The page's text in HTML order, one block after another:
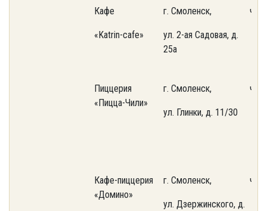
Кафе
«Katrin-cafe»
г. Смоленск,
ул. 2-ая Садовая, д.
25a
Пиццерия
«Пицца-Чили»
г. Смоленск,
ул. Глинки, д. 11/30
Кафе-пиццерия
«Домино»
г. Смоленск,
ул. Дзержинского, д.